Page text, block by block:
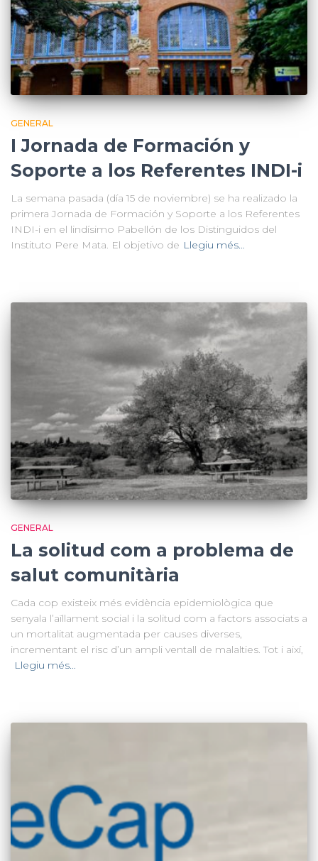
GENERAL
I Jornada de Formación y
Soporte a los Referentes INDI-i
La semana pasada (día 15 de noviembre) se ha realizado la
primera Jornada de Formación y Soporte a los Referentes
INDI-i en el lindísimo Pabellón de los Distinguidos del
Instituto Pere Mata. El objetivo de Llegiu més…
GENERAL
La solitud com a problema de
salut comunitària
Cada cop existeix més evidència epidemiològica que
senyala l’aïllament social i la solitud com a factors associats a
un mortalitat augmentada per causes diverses,
incrementant el risc d’un ampli ventall de malalties. Tot i així,
Llegiu més…